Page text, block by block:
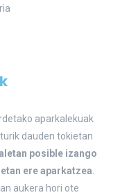
aparkalekuak
dauden tokietan
posible izango
ere aparkatzea
aukera hori ote